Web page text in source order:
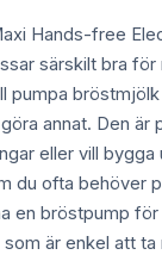
Hands-free
särskilt bra för
pumpa
annat. Den är
eller vill
du ofta behöver
en bröstpump för
är enkel att ta